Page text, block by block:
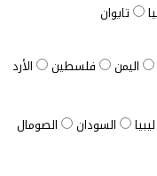
تايوان
اليمن فلسطين
الأردن
ليبيا السودان الصومال